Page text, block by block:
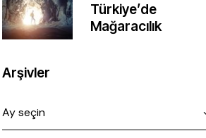
Türkiye’de
Mağaracılık
Arşivler